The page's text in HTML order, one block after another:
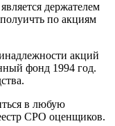
держателем
по акциям
акций
фонд 1994 год.
в любую
СРО оценщиков.